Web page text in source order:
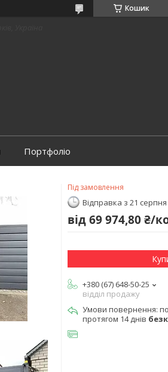
Кошик
Портфоліо
Під замовлення
Відправка з 21
від69 974,80 ₴/
+380 (67) 648-50-25
відділ продажу
протягом 14 днів